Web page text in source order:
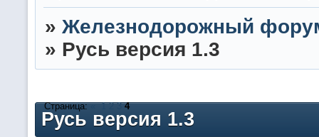
» Железнодорожный
» Русь версия 1.3
Русь версия 1.3
Страница:« 1 2 3 4